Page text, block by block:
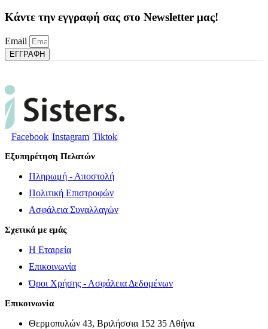
Κάντε την εγγραφή σας στο Newsletter μας!
Email
ΕΓΓΡΑΦΗ
Facebook Instagram Tiktok
Εξυπηρέτηση Πελατών
Πληρωμή - Αποστολή
Πολιτική Επιστροφών
Ασφάλεια Συναλλαγών
Σχετικά με εμάς
Η Εταιρεία
Επικοινωνία
Όροι Χρήσης - Ασφάλεια Δεδομένων
Επικοινωνία
Θερμοπυλών 43, Βριλήσσια 152 35 Αθήνα